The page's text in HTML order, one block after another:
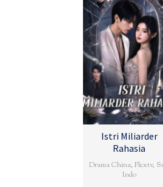
Istri Miliarder
Rahasia
Drama China, Flextv,
Indo